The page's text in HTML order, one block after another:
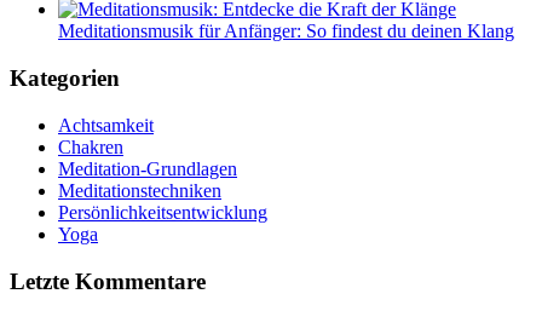
Meditationsmusik für Anfänger: So findest du deinen Klang
Kategorien
Achtsamkeit
Chakren
Meditation-Grundlagen
Meditationstechniken
Persönlichkeitsentwicklung
Yoga
Letzte Kommentare